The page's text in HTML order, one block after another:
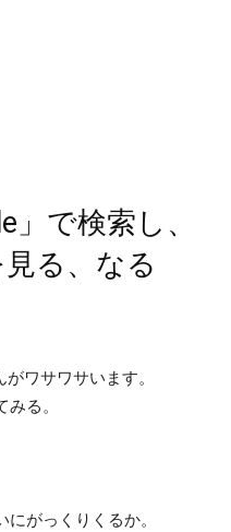
で検索し、
る、なる
ワサワサいます。
る。
がっくりくるか。